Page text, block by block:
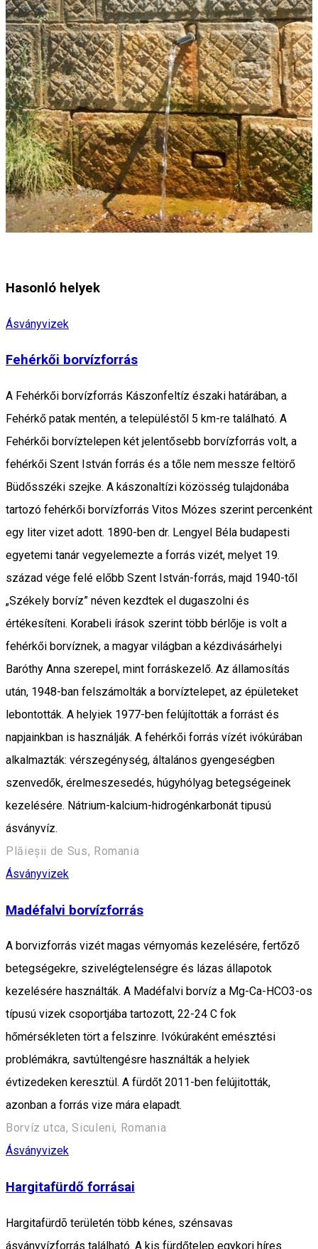
Hasonló helyek
Ásványvizek
Fehérkői borvízforrás
A Fehérkői borvízforrás Kászonfeltíz északi határában, a
Fehérkő patak mentén, a településtől 5 km-re található. A
Fehérkői borvíztelepen két jelentősebb borvízforrás volt, a
fehérkői Szent István forrás és a tőle nem messze feltörő
Büdősszéki szejke. A kászonaltízi közösség tulajdonába
tartozó fehérkői borvízforrás Vitos Mózes szerint percenként
egy liter vizet adott. 1890-ben dr. Lengyel Béla budapesti
egyetemi tanár vegyelemezte a forrás vizét, melyet 19.
század vége felé előbb Szent István-forrás, majd 1940-től
„Székely borvíz” néven kezdtek el dugaszolni és
értékesíteni. Korabeli írások szerint több bérlője is volt a
fehérkői borvíznek, a magyar világban a kézdivásárhelyi
Baróthy Anna szerepel, mint forráskezelő. Az államosítás
után, 1948-ban felszámolták a borvíztelepet, az épületeket
lebontották. A helyiek 1977-ben felújították a forrást és
napjainkban is használják. A fehérkői forrás vízét ivókúrában
alkalmazták: vérszegénység, általános gyengeségben
szenvedők, érelmeszesedés, húgyhólyag betegségeinek
kezelésére. Nátrium-kalcium-hidrogénkarbonát tipusú
ásványvíz.
Plăieșii de Sus, Romania
Ásványvizek
Madéfalvi borvízforrás
A borvizforrás vizét magas vérnyomás kezelésére, fertőző
betegségekre, szivelégtelenségre és lázas állapotok
kezelésére használták. A Madéfalvi borvíz a Mg-Ca-HCO3-os
típusú vizek csoportjába tartozott, 22-24 C fok
hőmérsékleten tört a felszinre. Ivókúraként emésztési
problémákra, savtúltengésre használták a helyiek
évtizedeken keresztül. A fürdőt 2011-ben felújitották,
azonban a forrás vize mára elapadt.
Borvíz utca, Siculeni, Romania
Ásványvizek
Hargitafürdő forrásai
Hargitafürdõ területén több kénes, szénsavas
ásványvízforrás található. A kis fürdőtelep egykori híres